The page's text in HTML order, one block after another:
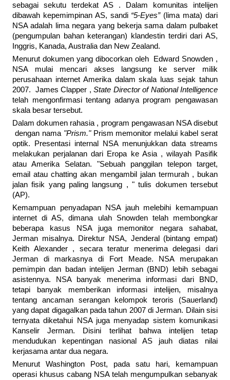
sebagai sekutu terdekat AS . Dalam komunitas intelijen
dibawah kepemimpinan AS, sandi “5-Eyes”(lima mata) dari
NSA adalah lima negara yang bekerja sama dalam pulbaket
(pengumpulan bahan keterangan) klandestin terdiri dari AS,
Inggris, Kanada, Australia dan New Zealand.
Menurut dokumen yang dibocorkan oleh Edward Snowden ,
NSA mulai mencari akses langsung ke server milik
perusahaan internet Amerika dalam skala luas sejak tahun
2007. James Clapper ,State Director of National Intelligence
telah mengonfirmasi tentang adanya program pengawasan
skala besar tersebut.
Dalam dokumen rahasia , program pengawasan NSA disebut
dengan nama "Prism."Prism memonitor melalui kabel serat
optik. Presentasi internal NSA menunjukkan data streams
melakukan perjalanan dari Eropa ke Asia , wilayah Pasifik
atau Amerika Selatan. "Sebuah panggilan telepon target,
email atau chatting akan mengambil jalan termurah , bukan
jalan fisik yang paling langsung , " tulis dokumen tersebut
(AP).
Kemampuan penyadapan NSA jauh melebihi kemampuan
internet di AS, dimana ulah Snowden telah membongkar
beberapa kasus NSA juga memonitor negara sahabat,
Jerman misalnya. Direktur NSA, Jenderal (bintang empat)
Keith Alexander , secara teratur menerima delegasi dari
Jerman di markasnya di Fort Meade. NSA merupakan
pemimpin dan badan intelijen Jerman (BND) lebih sebagai
asistennya. NSA banyak menerima informasi dari BND,
tetapi banyak memberikan informasi intelijen, misalnya
tentang ancaman serangan kelompok teroris (Sauerland)
yang dapat digagalkan pada tahun 2007 di Jerman. Dilain sisi
ternyata diketahui NSA juga menyadap sistem komunikasi
Kanselir Jerman. Disini terlihat bahwa intelijen tetap
mendudukan kepentingan nasional AS jauh diatas nilai
kerjasama antar dua negara.
Menurut Washington Post, pada satu hari, kemampuan
operasi khusus cabang NSA telah mengumpulkan sebanyak